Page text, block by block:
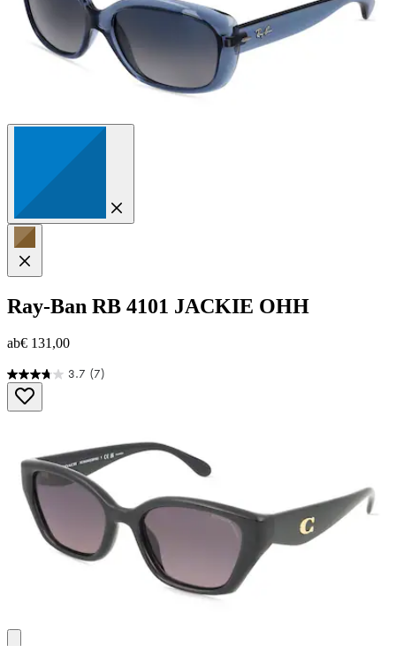
Ray-Ban RB 4101 JACKIE OHH
ab€ 131,00
3.7 (7)
3.7
von
5
Bewertungen